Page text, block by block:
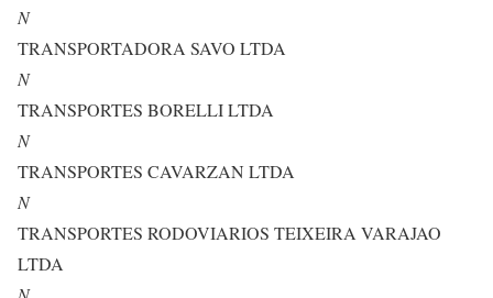
N
TRANSPORTADORA SAVO LTDA
N
TRANSPORTES BORELLI LTDA
N
TRANSPORTES CAVARZAN LTDA
N
TRANSPORTES RODOVIARIOS TEIXEIRA VARAJAO
LTDA